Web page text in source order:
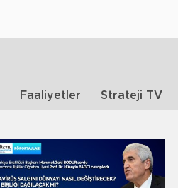
Faaliyetler Strateji TV